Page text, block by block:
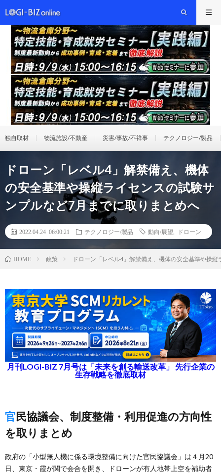
独自取材 物流施設/不動産 災害/事故/不祥事 テクノロジー/製品
ドローン「レベル4」解禁備え、機体
の安全基準や操縦ライセンスの試験サ
ンプルなど7月までに取りまとめへ
2022.04.24 06:00:21 テクノロジー/製品 動向/展望 ドローン
HOME 政策 ドローン「レベル4」解禁備え、機体の安全基準や操
月刊LOGI-BIZ 7月号は「未来を創る輸送改革」 先行企業の
生存戦略を徹底取材
官民協議会、制度整備・利用促進の方向性
を取りまとめ
政府の「小型無人機に係る環境整備に向けた官民協議会」は４月20
日、東京・霞が関で会合を開き、ドローンが有人地帯上空を補助者